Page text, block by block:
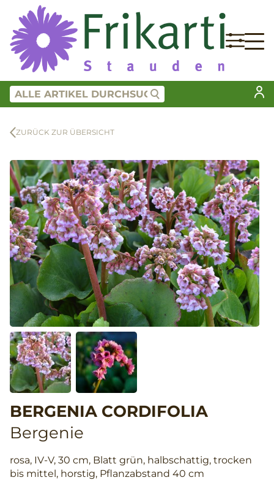
ZURÜCK ZUR ÜBERSICHT
BERGENIA CORDIFOLIA
Bergenie
rosa, IV-V, 30 cm, Blatt grün, halbschattig, trocken
bis mittel, horstig, Pflanzabstand 40 cm